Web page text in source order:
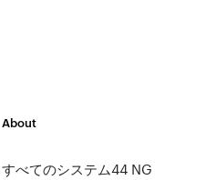
About
すべてのシステム44 NG